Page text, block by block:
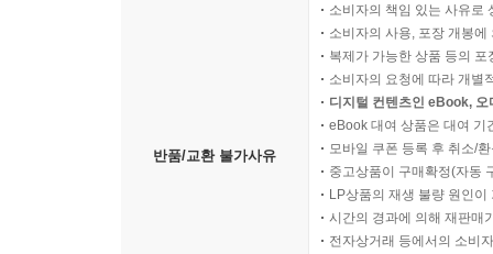
반품/교환 불가사유
소비자의 책임 있는 사유로
소비자의 사용, 포장 개봉
복제가 가능한 상품 등의
소비자의 요청에 따라 개별
디지털 컨텐츠인 eBook,
eBook 대여 상품은 대여 기
모바일 쿠폰 등록 후 취소/
중고상품이 구매확정(자동
LP상품의 재생 불량 원인
시간의 경과에 의해 재판매
전자상거래 등에서의 소비